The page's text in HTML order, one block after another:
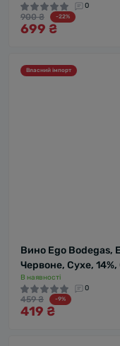
0
900 ₴ -22%
699 ₴
Власний імпорт
Вино Ego Bodegas,
Червоне, Сухе, 14%,
В наявності
0
459 ₴ -9%
419 ₴